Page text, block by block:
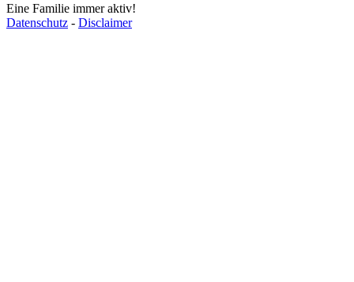
Eine Familie immer aktiv!
Datenschutz - Disclaimer